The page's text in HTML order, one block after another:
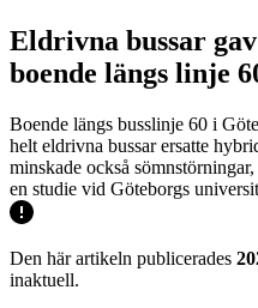
Eldrivna bussar
boende längs linje
Boende längs busslinje 60 i
helt eldrivna bussar ersatte
minskade också
en studie vid Göteborgs
Den här artikeln publicerades
inaktuell.